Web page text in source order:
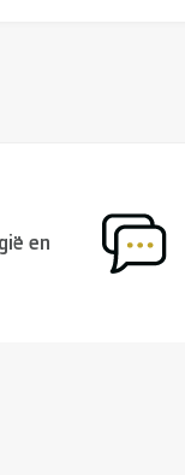
en